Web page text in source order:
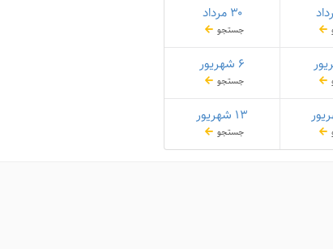
۳۰ مرداد
جستجو
۶ شهریور
جستجو
۱۳ شهریور
جستجو